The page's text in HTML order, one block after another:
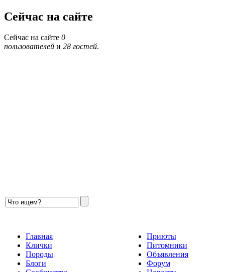
Сейчас на сайте
Сейчас на сайте 0
пользователей и 28 гостей.
Главная
Клички
Породы
Блоги
Приюты
Питомники
Объявления
Форум